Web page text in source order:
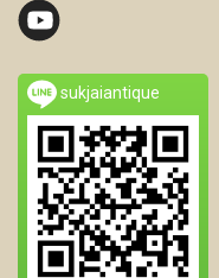
sukjaiantique